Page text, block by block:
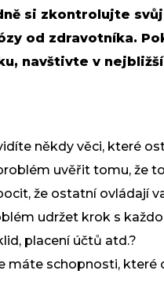
si zkontrolujte
od zdravotníka.
navštivte v
někdy věci, které
uvěřit tomu, že
že ostatní ovládají
udržet krok s
placení účtů atd.?
máte schopnosti,